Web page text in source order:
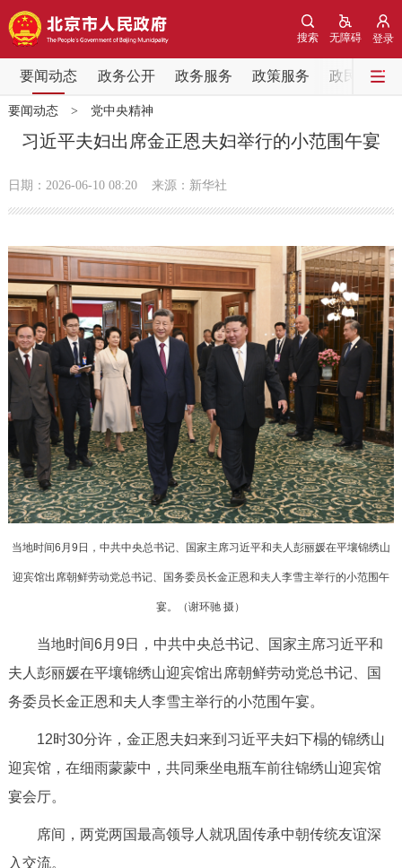
登录
无障碍
搜索
要闻动态 政务公开 政务服务 政策服务 政民互动
要闻动态
党中央精神
政务公开
市领导 机构职能 政策服务
政策兑现 政策解读 回应关切
决策公开 专题公开
政务服务
个人服务 法人服务 部门服务
便民服务 利企服务 投资项目
政民互动
12345网上接诉即办 我要咨询
参与调查 在线访谈 图说互动
北京概况
要闻动态> 党中央精神
习近平夫妇出席金正恩夫妇举行的小范围午宴
日期：2026-06-10 08:20 来源：新华社
当地时间6月9日，中共中央总书记、国家主席习近平和夫人彭丽媛在平壤锦绣山
迎宾馆出席朝鲜劳动党总书记、国务委员长金正恩和夫人李雪主举行的小范围午
宴。（谢环驰 摄）
当地时间6月9日，中共中央总书记、国家主席习近平和
夫人彭丽媛在平壤锦绣山迎宾馆出席朝鲜劳动党总书记、国
务委员长金正恩和夫人李雪主举行的小范围午宴。
12时30分许，金正恩夫妇来到习近平夫妇下榻的锦绣山
迎宾馆，在细雨蒙蒙中，共同乘坐电瓶车前往锦绣山迎宾馆
宴会厅。
席间，两党两国最高领导人就巩固传承中朝传统友谊深
入交流。